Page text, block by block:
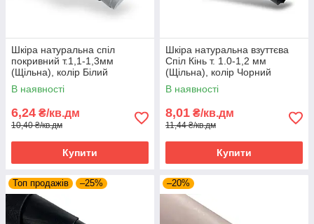
Шкіра натуральна спіл
покривний т.1,1-1,3мм
(Щільна), колір Білий
В наявності
6,24 ₴/кв.дм
10,40 ₴/кв.дм
Купити
Шкіра натуральна взуттєва
Спіл Кінь т. 1.0-1,2 мм
(Щільна), колір Чорний
В наявності
8,01 ₴/кв.дм
11,44 ₴/кв.дм
Купити
Топ продажів –25% –20%